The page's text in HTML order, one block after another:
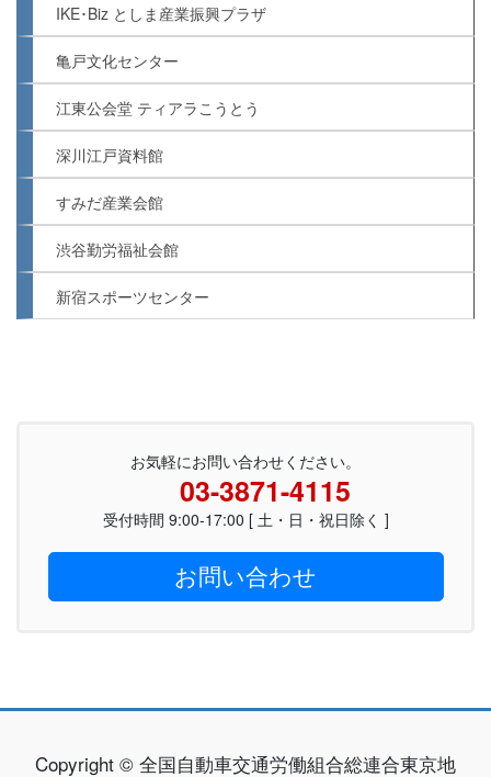
IKE･Biz としま産業振興プラザ
亀戸文化センター
江東公会堂 ティアラこうとう
深川江戸資料館
すみだ産業会館
渋谷勤労福祉会館
新宿スポーツセンター
お気軽にお問い合わせください。
03-3871-4115
受付時間 9:00-17:00 [ 土・日・祝日除く ]
お問い合わせ
Copyright © 全国自動車交通労働組合総連合東京地